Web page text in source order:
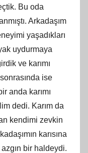
Bu oda
Arkadaşım
yaşadıkları
uydurmaya
ve karımı
ise
anda karımı
dedi. Karım da
kendimi zevkin
karısına
bir haldeydi.